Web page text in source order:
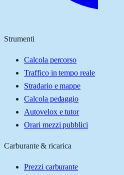
Strumenti
Calcola percorso
Traffico in tempo reale
Stradario e mappe
Calcola pedaggio
Autovelox e tutor
Orari mezzi pubblici
Carburante & ricarica
Prezzi carburante